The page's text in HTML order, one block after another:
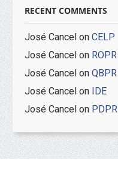
RECENT COMMENTS
José Cancel on CELP
José Cancel on ROPR
José Cancel on QBPR
José Cancel on IDE
José Cancel on PDPR